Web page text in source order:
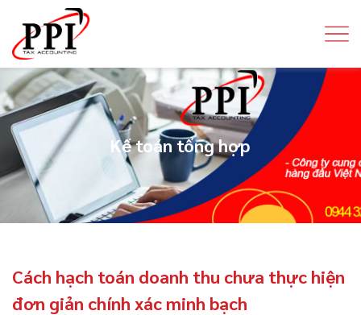
Kế toán tổng hợp
Cách hạch toán doanh thu chưa thực hiện
đơn giản chính xác minh bạch